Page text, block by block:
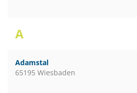
A
Adamstal
65195 Wiesbaden